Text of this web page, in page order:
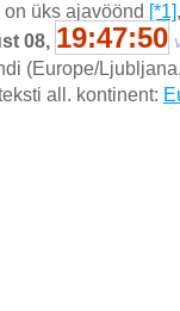
üks ajavöönd [*1]
08, 19:47:51
(Europe/
all. kontinent: